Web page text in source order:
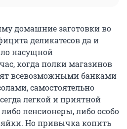
домашние заготовки во
деликатесов да и
насущной
когда полки магазинов
всевозможными банками
самостоятельно
легкой и приятной
пенсионеры, либо особо
Но привычка копить